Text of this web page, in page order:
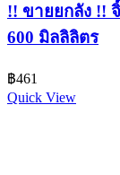
!! ขายยกลัง !!
600 มิลลิลิตร
฿461
Quick View